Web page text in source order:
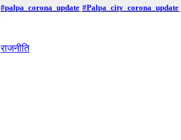
#palpa_corona_update #Palpa_city_corona_update
राजनीति